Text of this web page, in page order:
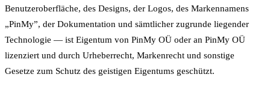
Benutzeroberfläche, des Designs, der Logos, des Markennamens
„PinMy”, der Dokumentation und sämtlicher zugrunde liegender
Technologie — ist Eigentum von PinMy OÜ oder an PinMy OÜ
lizenziert und durch Urheberrecht, Markenrecht und sonstige
Gesetze zum Schutz des geistigen Eigentums geschützt.